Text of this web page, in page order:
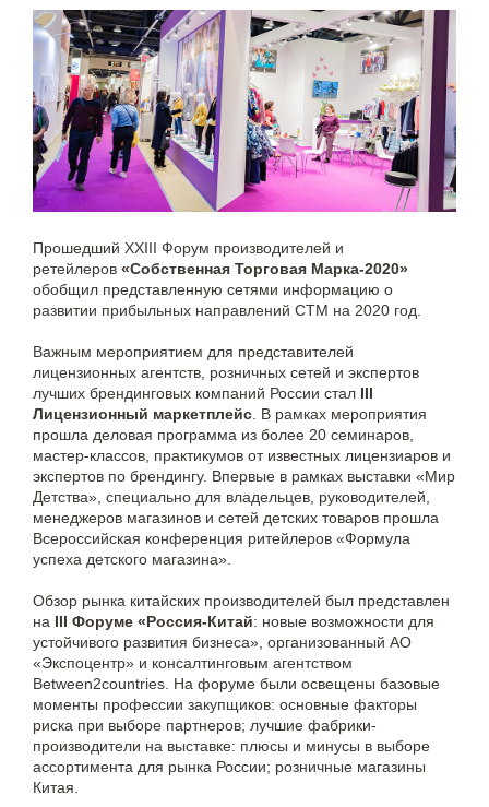
Прошедший XXIII Форум производителей и
ретейлеров «Собственная Торговая Марка-2020»
обобщил представленную сетями информацию о
развитии прибыльных направлений СТМ на 2020 год.
Важным мероприятием для представителей
лицензионных агентств, розничных сетей и экспертов
лучших брендинговых компаний России стал III
Лицензионный маркетплейс . В рамках мероприятия
прошла деловая программа из более 20 семинаров,
мастер-классов, практикумов от известных лицензиаров и
экспертов по брендингу. Впервые в рамках выставки «Мир
Детства», специально для владельцев, руководителей,
менеджеров магазинов и сетей детских товаров прошла
Всероссийская конференция ритейлеров «Формула
успеха детского магазина».
Обзор рынка китайских производителей был представлен
на III Форуме «Россия-Китай: новые возможности для
устойчивого развития бизнеса», организованный АО
«Экспоцентр» и консалтинговым агентством
Between2countries. На форуме были освещены базовые
моменты профессии закупщиков: основные факторы
риска при выборе партнеров; лучшие фабрики-
производители на выставке: плюсы и минусы в выборе
ассортимента для рынка России; розничные магазины
Китая.